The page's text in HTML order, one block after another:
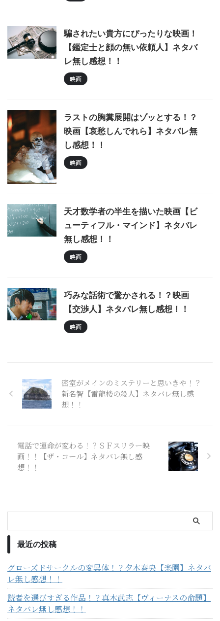
騙されたい貴方にぴったりな映画！
【鑑定士と顔の無い依頼人】ネタバ
レ無し感想！！
映画
ラストの胸糞展開はゾッとする！？
映画【哀愁しんでれら】ネタバレ無
し感想！！
映画
天才数学者の半生を描いた映画【ビ
ューティフル・マインド】ネタバレ
無し感想！！
映画
巧みな話術で驚かされる！？映画
【交渉人】ネタバレ無し感想！！
映画
密室がメインのミステリーと思いきや！？
新名智【雷龍楼の殺人】ネタバレ無し感
想！！
電話で運命が変わる！？ＳＦスリラー映
画！！【ザ・コール】ネタバレ無し感
想！！
最近の投稿
グローズドサークルの変異体！？夕木春央【楽園】ネタバ
レ無し感想！！
読者を選びすぎる作品！？真木武志【ヴィーナスの命題】
ネタバレ無し感想！！